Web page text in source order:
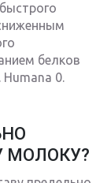
белков
Humana 0.
МОЛОКУ?